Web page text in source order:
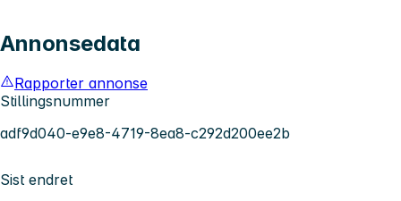
Annonsedata
Rapporter annonse
Stillingsnummer
adf9d040-e9e8-4719-8ea8-c292d200ee2b
Sist endret